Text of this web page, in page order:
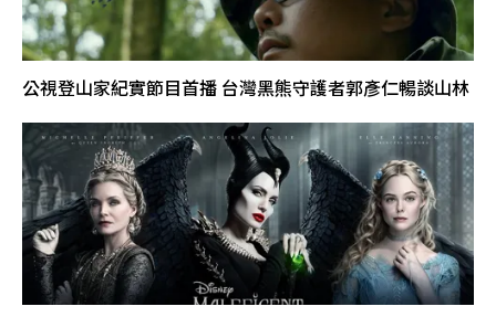
公視登山家紀實節目首播 台灣黑熊守護者郭彥仁暢談山林